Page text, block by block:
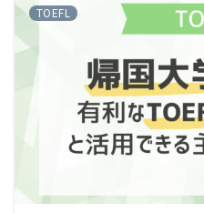
TOEFL